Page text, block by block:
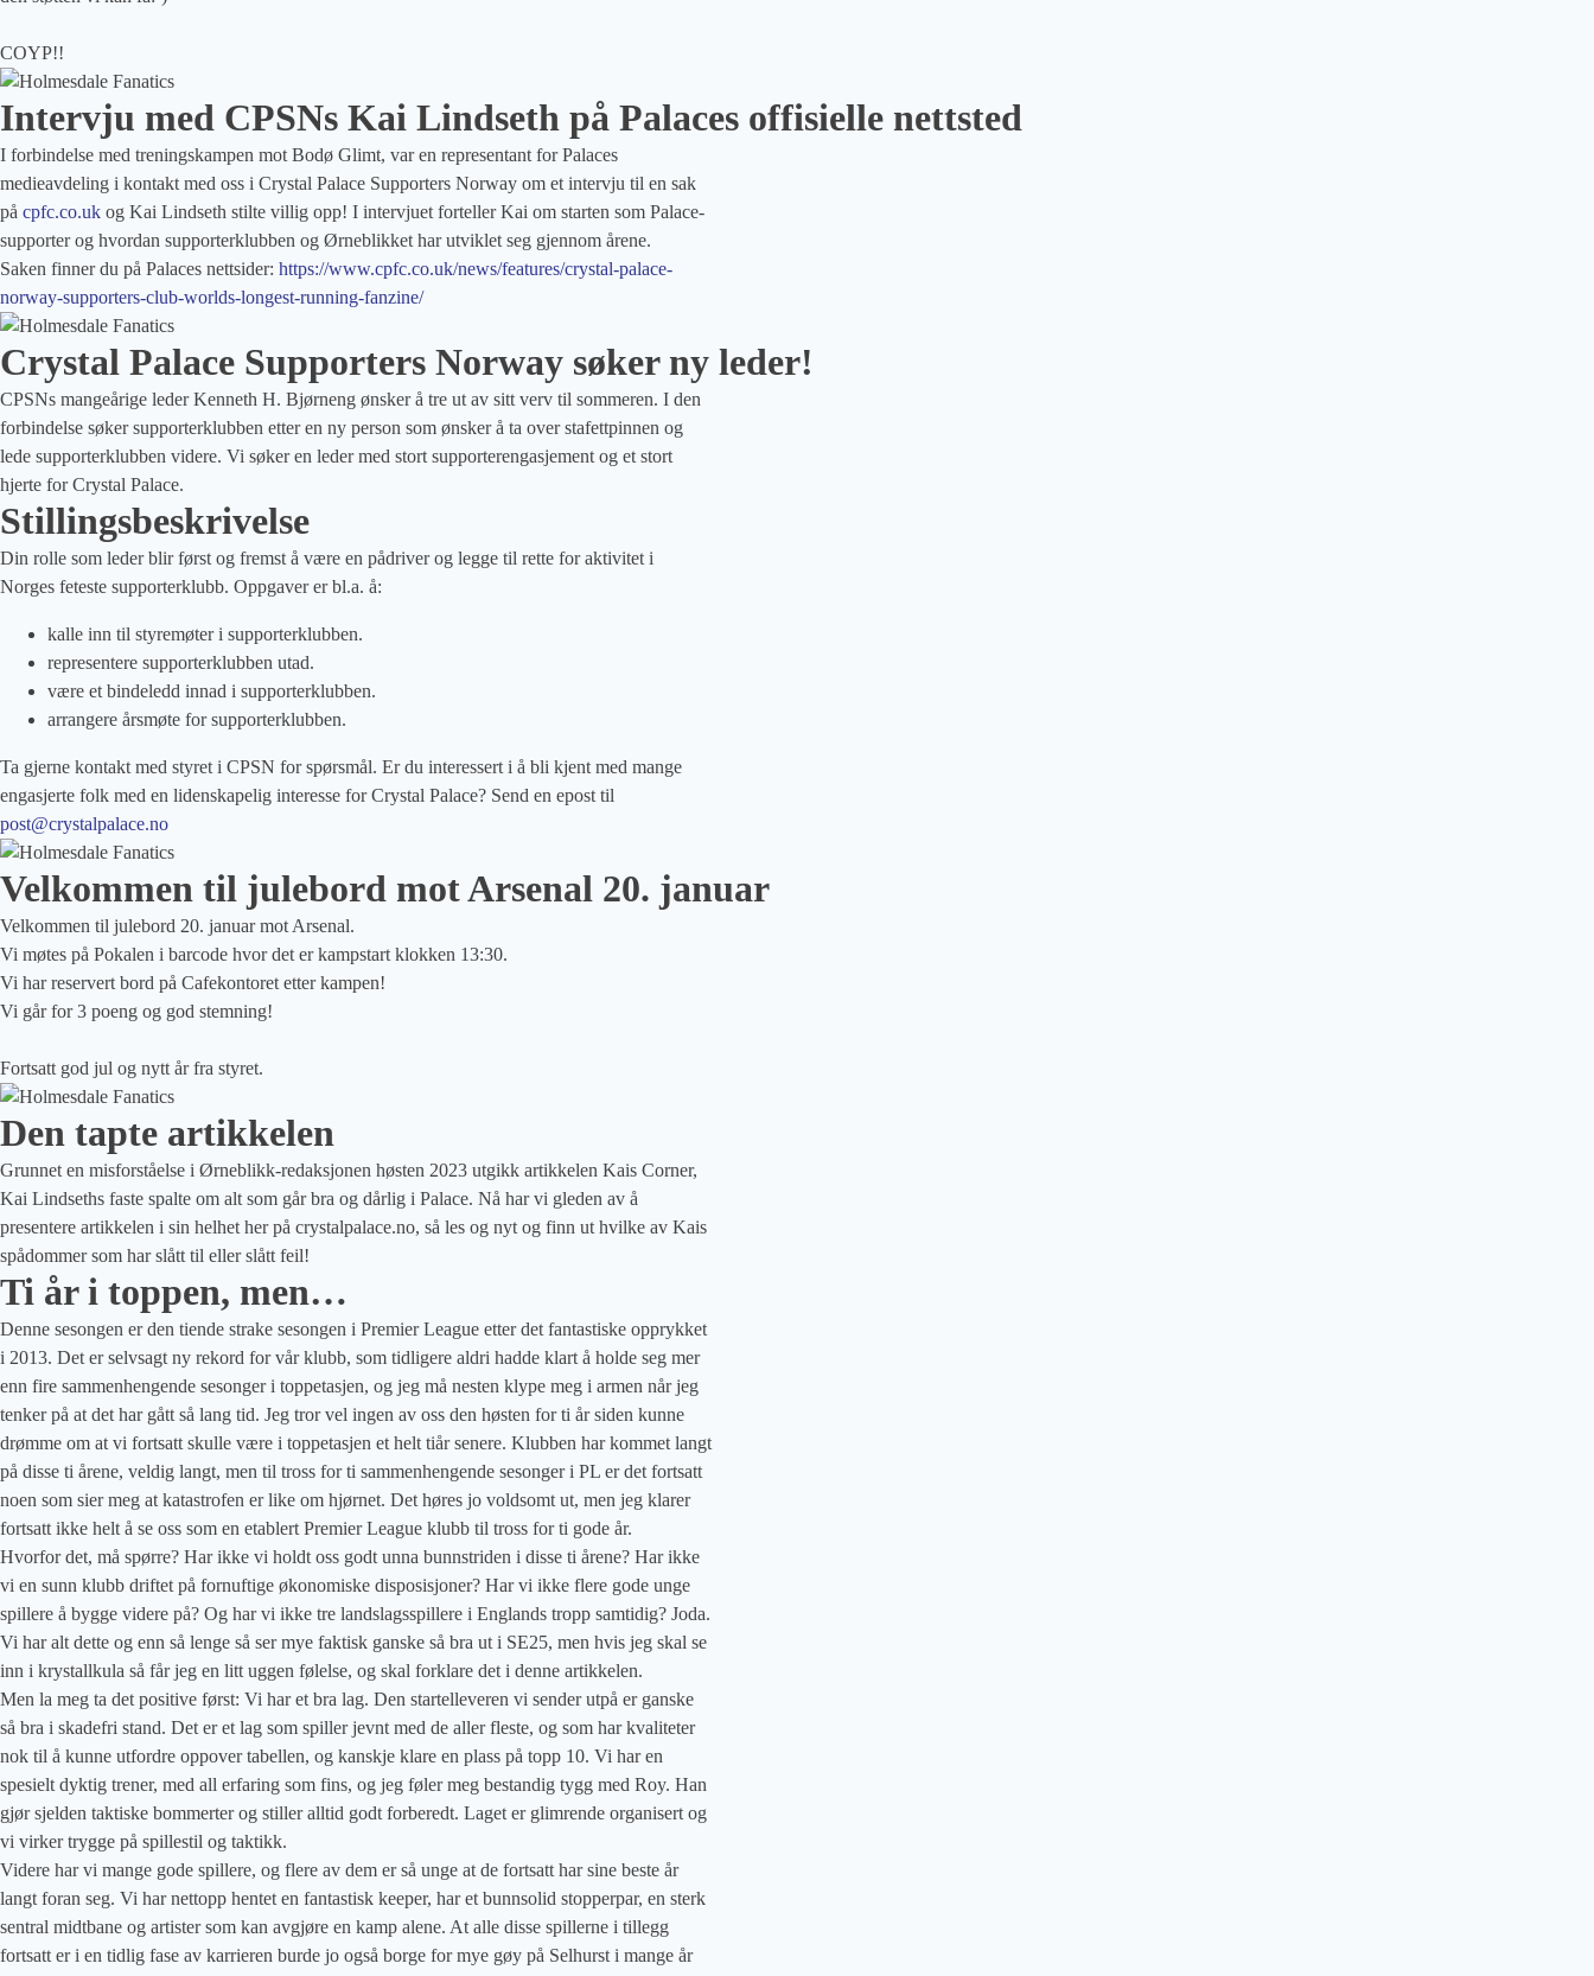
COYP!!
Intervju med CPSNs Kai Lindseth på Palaces offisielle nettsted
I forbindelse med treningskampen mot Bodø Glimt, var en representant for Palaces
medieavdeling i kontakt med oss i Crystal Palace Supporters Norway om et intervju til en sak
på cpfc.co.uk og Kai Lindseth stilte villig opp! I intervjuet forteller Kai om starten som Palace-
supporter og hvordan supporterklubben og Ørneblikket har utviklet seg gjennom årene.
Saken finner du på Palaces nettsider: https://www.cpfc.co.uk/news/features/crystal-palace-
norway-supporters-club-worlds-longest-running-fanzine/
Crystal Palace Supporters Norway søker ny leder!
CPSNs mangeårige leder Kenneth H. Bjørneng ønsker å tre ut av sitt verv til sommeren. I den
forbindelse søker supporterklubben etter en ny person som ønsker å ta over stafettpinnen og
lede supporterklubben videre. Vi søker en leder med stort supporterengasjement og et stort
hjerte for Crystal Palace.
Stillingsbeskrivelse
Din rolle som leder blir først og fremst å være en pådriver og legge til rette for aktivitet i
Norges feteste supporterklubb. Oppgaver er bl.a. å:
kalle inn til styremøter i supporterklubben.
representere supporterklubben utad.
være et bindeledd innad i supporterklubben.
arrangere årsmøte for supporterklubben.
Ta gjerne kontakt med styret i CPSN for spørsmål. Er du interessert i å bli kjent med mange
engasjerte folk med en lidenskapelig interesse for Crystal Palace? Send en epost til
post@crystalpalace.no
Velkommen til julebord mot Arsenal 20. januar
Velkommen til julebord 20. januar mot Arsenal.
Vi møtes på Pokalen i barcode hvor det er kampstart klokken 13:30.
Vi har reservert bord på Cafekontoret etter kampen!
Vi går for 3 poeng og god stemning!
Fortsatt god jul og nytt år fra styret.
Den tapte artikkelen
Grunnet en misforståelse i Ørneblikk-redaksjonen høsten 2023 utgikk artikkelen Kais Corner,
Kai Lindseths faste spalte om alt som går bra og dårlig i Palace. Nå har vi gleden av å
presentere artikkelen i sin helhet her på crystalpalace.no, så les og nyt og finn ut hvilke av Kais
spådommer som har slått til eller slått feil!
Ti år i toppen, men…
Denne sesongen er den tiende strake sesongen i Premier League etter det fantastiske opprykket
i 2013. Det er selvsagt ny rekord for vår klubb, som tidligere aldri hadde klart å holde seg mer
enn fire sammenhengende sesonger i toppetasjen, og jeg må nesten klype meg i armen når jeg
tenker på at det har gått så lang tid. Jeg tror vel ingen av oss den høsten for ti år siden kunne
drømme om at vi fortsatt skulle være i toppetasjen et helt tiår senere. Klubben har kommet langt
på disse ti årene, veldig langt, men til tross for ti sammenhengende sesonger i PL er det fortsatt
noen som sier meg at katastrofen er like om hjørnet. Det høres jo voldsomt ut, men jeg klarer
fortsatt ikke helt å se oss som en etablert Premier League klubb til tross for ti gode år.
Hvorfor det, må spørre? Har ikke vi holdt oss godt unna bunnstriden i disse ti årene? Har ikke
vi en sunn klubb driftet på fornuftige økonomiske disposisjoner? Har vi ikke flere gode unge
spillere å bygge videre på? Og har vi ikke tre landslagsspillere i Englands tropp samtidig? Joda.
Vi har alt dette og enn så lenge så ser mye faktisk ganske så bra ut i SE25, men hvis jeg skal se
inn i krystallkula så får jeg en litt uggen følelse, og skal forklare det i denne artikkelen.
Men la meg ta det positive først: Vi har et bra lag. Den startelleveren vi sender utpå er ganske
så bra i skadefri stand. Det er et lag som spiller jevnt med de aller fleste, og som har kvaliteter
nok til å kunne utfordre oppover tabellen, og kanskje klare en plass på topp 10. Vi har en
spesielt dyktig trener, med all erfaring som fins, og jeg føler meg bestandig tygg med Roy. Han
gjør sjelden taktiske bommerter og stiller alltid godt forberedt. Laget er glimrende organisert og
vi virker trygge på spillestil og taktikk.
Videre har vi mange gode spillere, og flere av dem er så unge at de fortsatt har sine beste år
langt foran seg. Vi har nettopp hentet en fantastisk keeper, har et bunnsolid stopperpar, en sterk
sentral midtbane og artister som kan avgjøre en kamp alene. At alle disse spillerne i tillegg
fortsatt er i en tidlig fase av karrieren burde jo også borge for mye gøy på Selhurst i mange år